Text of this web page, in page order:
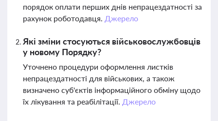
порядок оплати перших днів непрацездатності за
рахунок роботодавця. Джерело
Які зміни стосуються військовослужбовців
у новому Порядку?
Уточнено процедури оформлення листків
непрацездатності для військових, а також
визначено суб'єктів інформаційного обміну щодо
їх лікування та реабілітації. Джерело